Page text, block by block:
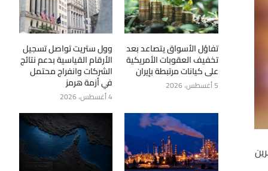
تفاؤل الأسواق يتصاعد بعد
تخفيف العقوبات الأمريكية
على كيانات مرتبطة بإيران
5 أغسطس، 2026
وول ستريت تواصل تسجيل
الأرقام القياسية بدعم نتائج
الشركات وانفراج محتمل
في أزمة هرمز
4 أغسطس، 2026